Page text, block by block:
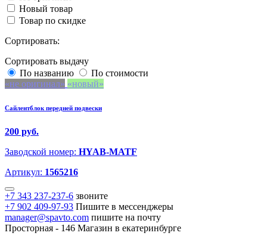
Новый товар
Товар по скидке
Сортировать:
Сортировать выдачу
По названию
По стоимости
не оригинал
новый
Сайлентблок передней подвески
200 руб.
Заводской номер: HYAB-MATF
Артикул: 1565216
+7 343 237-237-6 звоните
+7 902 409-97-93 Пишите в мессенджеры
manager@spavto.com пишите на почту
Просторная - 146 Магазин в екатеринбурге